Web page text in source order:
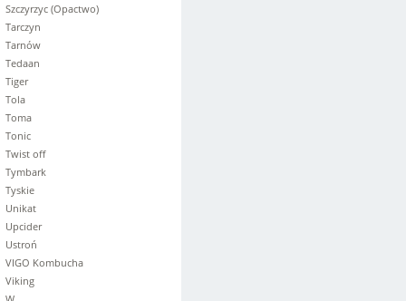
Szczyrzyc (Opactwo)
Tarczyn
Tarnów
Tedaan
Tiger
Tola
Toma
Tonic
Twist off
Tymbark
Tyskie
Unikat
Upcider
Ustroń
VIGO Kombucha
Viking